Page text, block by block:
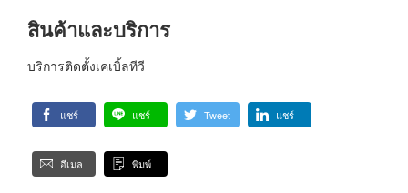
สินค้าและบริการ
บริการติดตั้งเคเบิ้ลทีวี
แชร์ แชร์ Tweet แชร์
อีเมล พิมพ์